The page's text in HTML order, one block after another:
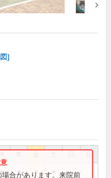
]
祝
● ●
合があります。来院前